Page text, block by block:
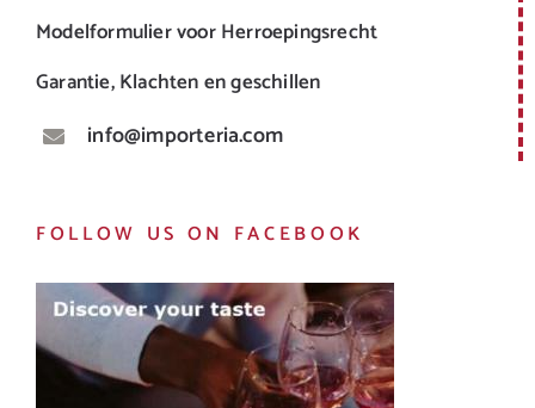
Modelformulier voor Herroepingsrecht
Garantie, Klachten en geschillen
info@importeria.com
FOLLOW US ON FACEBOOK